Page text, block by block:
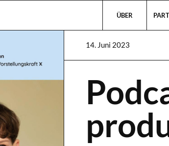
ÜBER
14. Juni 2023